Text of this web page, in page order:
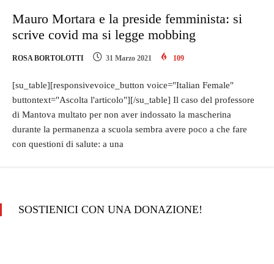
Mauro Mortara e la preside femminista: si
scrive covid ma si legge mobbing
ROSA BORTOLOTTI 31 Marzo 2021 109
[su_table][responsivevoice_button voice="Italian Female"
buttontext="Ascolta l'articolo"][/su_table] Il caso del professore
di Mantova multato per non aver indossato la mascherina
durante la permanenza a scuola sembra avere poco a che fare
con questioni di salute: a una
SOSTIENICI CON UNA DONAZIONE!